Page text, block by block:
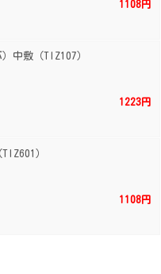
1108円
中敷（TIZ107）
1223円
）
1108円